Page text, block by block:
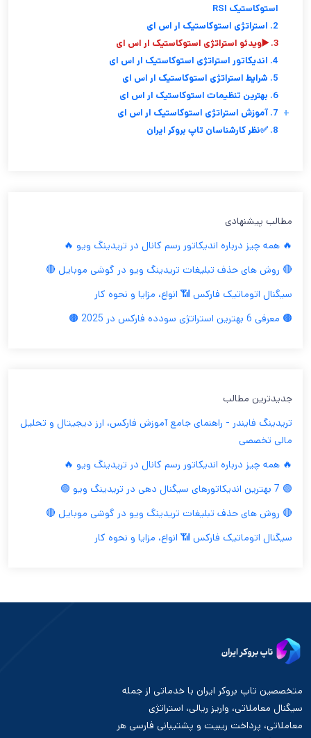
استوکاستیک RSI
2. استراتژی استوکاستیک ار اس ای
3. ▶️ویدئو استراتژی استوکاستیک ار اس ای
4. اندیکاتور استراتژی استوکاستیک ار اس ای
5. شرایط استراتژی استوکاستیک ار اس ای
6. بهترین تنظیمات استوکاستیک ار اس ای
7. آموزش استراتژی استوکاستیک ار اس ای +
8. ✅نظر کارشناسان تاپ بروکر ایران
مطالب پیشنهادی
🔥 همه چیز درباره اندیکاتور رسم کانال در تریدینگ ویو 🔥
🔴 روش های حذف تبلیغات تریدینگ ویو در گوشی موبایل 🔴
سیگنال اتوماتیک فارکس 📶 انواع، مزایا و نحوه کار
🟤 معرفی 6 بهترین استراتژی سودده فارکس در 2025 🟤
جدیدترین مطالب
تریدینگ فایندر - راهنمای جامع آموزش فارکس، ارز دیجیتال و تحلیل
مالی تخصصی
🔥 همه چیز درباره اندیکاتور رسم کانال در تریدینگ ویو 🔥
🟢 7 بهترین اندیکاتورهای سیگنال دهی در تریدینگ ویو 🟢
🔴 روش های حذف تبلیغات تریدینگ ویو در گوشی موبایل 🔴
سیگنال اتوماتیک فارکس 📶 انواع، مزایا و نحوه کار
متخصصین تاپ بروکر ایران با خدماتی از جمله
سیگنال معاملاتی، واریز ریالی، استراتژی
معاملاتی، پرداخت ریبیت و پشتیبانی فارسی هر